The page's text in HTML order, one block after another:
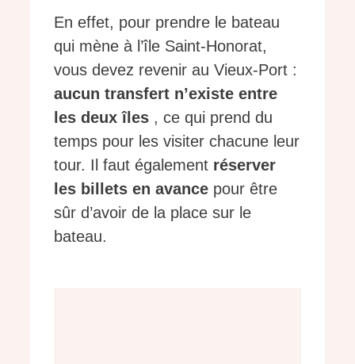
En effet, pour prendre le bateau
qui mène à l’île Saint-Honorat,
vous devez revenir au Vieux-Port :
aucun transfert n’existe entre
les deux îles , ce qui prend du
temps pour les visiter chacune leur
tour. Il faut également réserver
les billets en avance pour être
sûr d’avoir de la place sur le
bateau.